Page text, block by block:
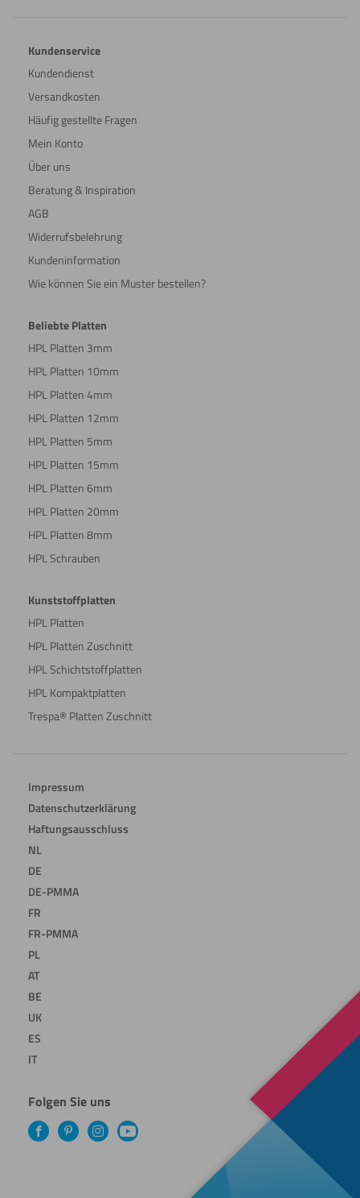
Kundenservice
Kundendienst
Versandkosten
Häufig gestellte Fragen
Mein Konto
Über uns
Beratung & Inspiration
AGB
Widerrufsbelehrung
Kundeninformation
Wie können Sie ein Muster bestellen?
Beliebte Platten
HPL Platten 3mm
HPL Platten 10mm
HPL Platten 4mm
HPL Platten 12mm
HPL Platten 5mm
HPL Platten 15mm
HPL Platten 6mm
HPL Platten 20mm
HPL Platten 8mm
HPL Schrauben
Kunststoffplatten
HPL Platten
HPL Platten Zuschnitt
HPL Schichtstoffplatten
HPL Kompaktplatten
Trespa® Platten Zuschnitt
Impressum
Datenschutzerklärung
Haftungsausschluss
NL
DE
DE-PMMA
FR
FR-PMMA
PL
AT
BE
UK
ES
IT
Folgen Sie uns
FacebookPinterestInstagramYouTube